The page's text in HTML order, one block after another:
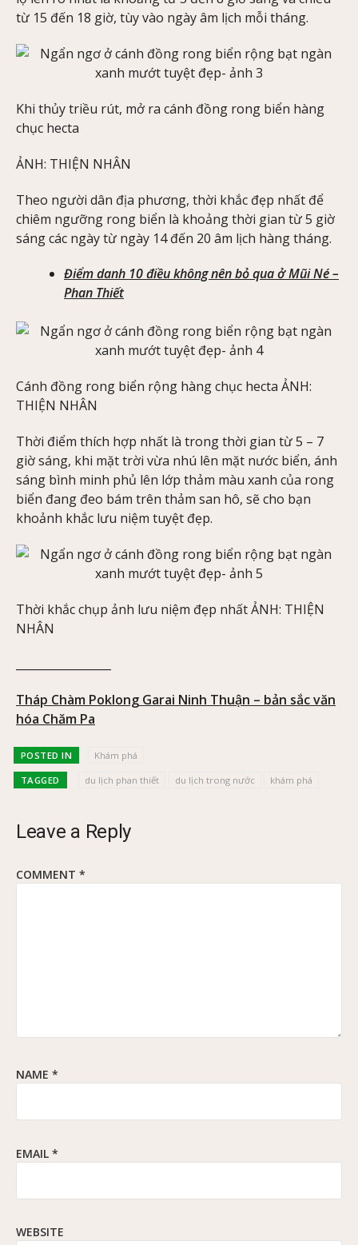
từ 15 đến 18 giờ, tùy vào ngày âm lịch mỗi tháng.
Khi thủy triều rút, mở ra cánh đồng rong biển hàng
chục hecta
ẢNH: THIỆN NHÂN
Theo người dân địa phương, thời khắc đẹp nhất để
chiêm ngưỡng rong biển là khoảng thời gian từ 5 giờ
sáng các ngày từ ngày 14 đến 20 âm lịch hàng tháng.
Điểm danh 10 điều không nên bỏ qua ở Mũi Né –
Phan Thiết
Cánh đồng rong biển rộng hàng chục hecta ẢNH:
THIỆN NHÂN
Thời điểm thích hợp nhất là trong thời gian từ 5 – 7
giờ sáng, khi mặt trời vừa nhú lên mặt nước biển, ánh
sáng bình minh phủ lên lớp thảm màu xanh của rong
biển đang đeo bám trên thảm san hô, sẽ cho bạn
khoảnh khắc lưu niệm tuyệt đẹp.
Thời khắc chụp ảnh lưu niệm đẹp nhất ẢNH: THIỆN
NHÂN
Tháp Chàm Poklong Garai Ninh Thuận – bản sắc văn
hóa Chăm Pa
POSTED IN Khám phá
TAGGED du lịch phan thiết du lịch trong nước khám phá
Leave a Reply
COMMENT *
NAME *
EMAIL *
WEBSITE